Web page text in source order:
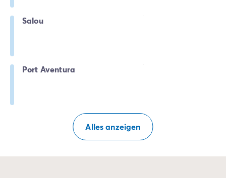
Salou
Port Aventura
Alles anzeigen